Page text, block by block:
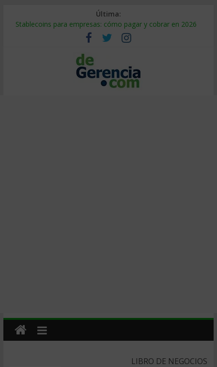
Última:
Stablecoins para empresas: cómo pagar y cobrar en 2026
Despido silencioso: qué es y por qué sale tan caro
IA en selección de personal: cómo auditarla a tiempo
Trabajo forzoso en la cadena de suministro: qué hacer
Mercado hispano de EE. UU.: cómo segmentarlo y venderle
LIBRO DE NEGOCIOS